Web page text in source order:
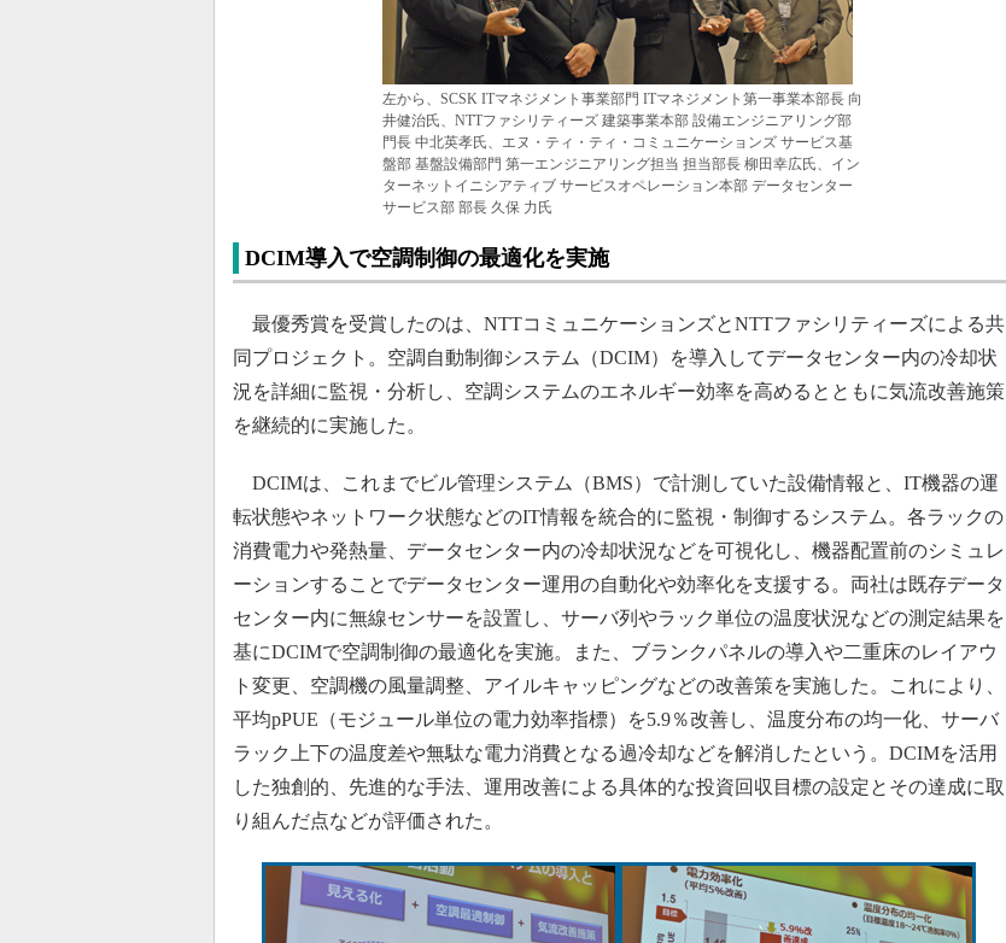
左から、SCSK ITマネジメント事業部門 ITマネジメント第一事業本部長 向
井健治氏、NTTファシリティーズ 建築事業本部 設備エンジニアリング部
門長 中北英孝氏、エヌ・ティ・ティ・コミュニケーションズ サービス基
盤部 基盤設備部門 第一エンジニアリング担当 担当部長 柳田幸広氏、イン
ターネットイニシアティブ サービスオペレーション本部 データセンター
サービス部 部長 久保 力氏
DCIM導入で空調制御の最適化を実施
最優秀賞を受賞したのは、NTTコミュニケーションズとNTTファシリティーズによる共
同プロジェクト。空調自動制御システム（DCIM）を導入してデータセンター内の冷却状
況を詳細に監視・分析し、空調システムのエネルギー効率を高めるとともに気流改善施策
を継続的に実施した。
DCIMは、これまでビル管理システム（BMS）で計測していた設備情報と、IT機器の運
転状態やネットワーク状態などのIT情報を統合的に監視・制御するシステム。各ラックの
消費電力や発熱量、データセンター内の冷却状況などを可視化し、機器配置前のシミュレ
ーションすることでデータセンター運用の自動化や効率化を支援する。両社は既存データ
センター内に無線センサーを設置し、サーバ列やラック単位の温度状況などの測定結果を
基にDCIMで空調制御の最適化を実施。また、ブランクパネルの導入や二重床のレイアウ
ト変更、空調機の風量調整、アイルキャッピングなどの改善策を実施した。これにより、
平均pPUE（モジュール単位の電力効率指標）を5.9％改善し、温度分布の均一化、サーバ
ラック上下の温度差や無駄な電力消費となる過冷却などを解消したという。DCIMを活用
した独創的、先進的な手法、運用改善による具体的な投資回収目標の設定とその達成に取
り組んだ点などが評価された。